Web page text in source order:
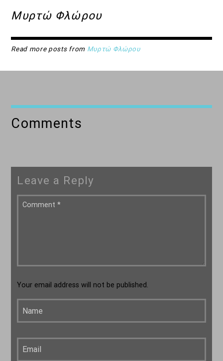
Μυρτώ Φλώρου
Read more posts from Μυρτώ Φλώρου
Comments
Leave a Reply
Your email address will not be published.